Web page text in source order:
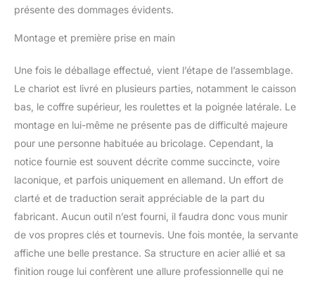
faciliter le déplacement |
sur toute la largeur du
𝐑𝐎𝐔𝐋𝐄𝐓𝐓𝐄𝐒
mécanisme de fermeture
central sur la servante
d'outils permet de
bloquer tous les tiroirs (2
clés fournies)
présente des dommages évidents.
Montage et première prise en main
Une fois le déballage effectué, vient l’étape de l’assemblage.
Le chariot est livré en plusieurs parties, notamment le caisson
bas, le coffre supérieur, les roulettes et la poignée latérale. Le
montage en lui-même ne présente pas de difficulté majeure
pour une personne habituée au bricolage. Cependant, la
notice fournie est souvent décrite comme succincte, voire
laconique, et parfois uniquement en allemand. Un effort de
clarté et de traduction serait appréciable de la part du
fabricant. Aucun outil n’est fourni, il faudra donc vous munir
de vos propres clés et tournevis. Une fois montée, la servante
affiche une belle prestance. Sa structure en acier allié et sa
finition rouge lui confèrent une allure professionnelle qui ne